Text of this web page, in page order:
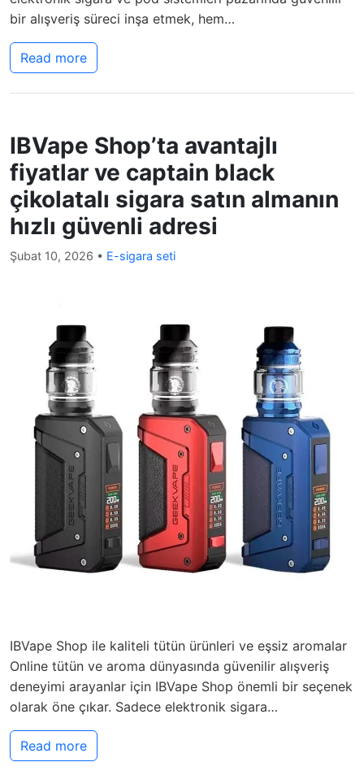
bir alışveriş süreci inşa etmek, hem…
Read more
IBVape Shop’ta avantajlı
fiyatlar ve captain black
çikolatalı sigara satın almanın
hızlı güvenli adresi
Şubat 10, 2026 • E-sigara seti
IBVape Shop ile kaliteli tütün ürünleri ve eşsiz aromalar
Online tütün ve aroma dünyasında güvenilir alışveriş
deneyimi arayanlar için IBVape Shop önemli bir seçenek
olarak öne çıkar. Sadece elektronik sigara…
Read more